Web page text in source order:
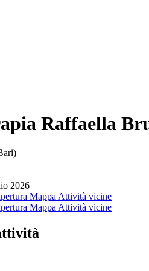
Raffaella
2026
Mappa Attività vicine
Mappa Attività vicine